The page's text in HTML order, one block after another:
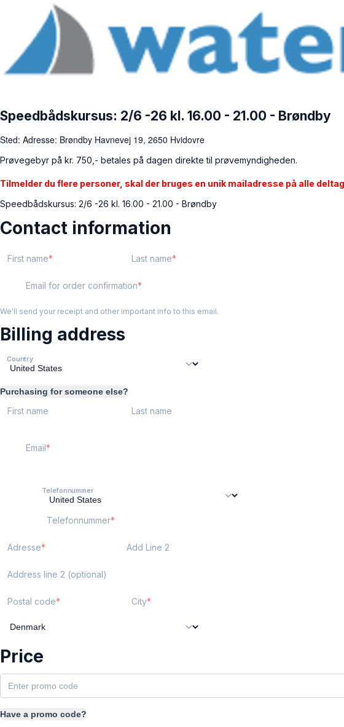
Speedbådskursus: 2/6 -26 kl. 16.00 - 21.00 - Brøndby
Sted: Adresse: Brøndby Havnevej 19, 2650 Hvidovre
Prøvegebyr på kr. 750,- betales på dagen direkte til prøvemyndigheden.
Tilmelder du flere personer, skal der bruges en unik mailadresse på alle
Speedbådskursus: 2/6 -26 kl. 16.00 - 21.00 - Brøndby
Contact information
First name Last name
Email for order confirmation
We'll send your receipt and other important info to this email.
Billing address
Country
Purchasing for someone else?
First name Last name
Email
Telefonnummer
Telefonnummer
Adresse Add Line 2
Address line 2 (optional)
Postal code City
Price
Have a promo code?